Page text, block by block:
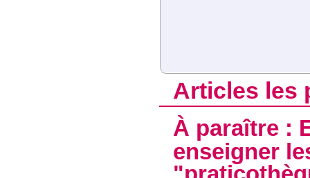
Articles les
À paraître :
enseigner